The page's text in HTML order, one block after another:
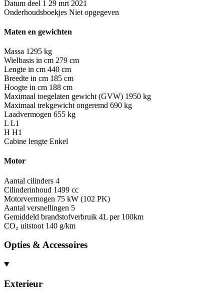
Datum deel 1 29 mrt 2021
Onderhoudsboekjes Niet opgegeven
Maten en gewichten
Massa 1295 kg
Wielbasis in cm 279 cm
Lengte in cm 440 cm
Breedte in cm 185 cm
Hoogte in cm 188 cm
Maximaal toegelaten gewicht (GVW) 1950 kg
Maximaal trekgewicht ongeremd 690 kg
Laadvermogen 655 kg
L L1
H H1
Cabine lengte Enkel
Motor
Aantal cilinders 4
Cilinderinhoud 1499 cc
Motorvermogen 75 kW (102 PK)
Aantal versnellingen 5
Gemiddeld brandstofverbruik 4L per 100km
CO₂ uitstoot 140 g/km
Opties & Accessoires
Exterieur